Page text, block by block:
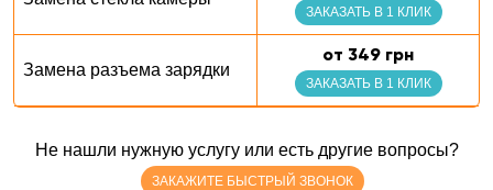
ЗАКАЗАТЬ В 1 КЛИК
Замена разъема зарядки
от 349 грн
ЗАКАЗАТЬ В 1 КЛИК
Не нашли нужную услугу или есть другие вопросы?
ЗАКАЖИТЕ БЫСТРЫЙ ЗВОНОК